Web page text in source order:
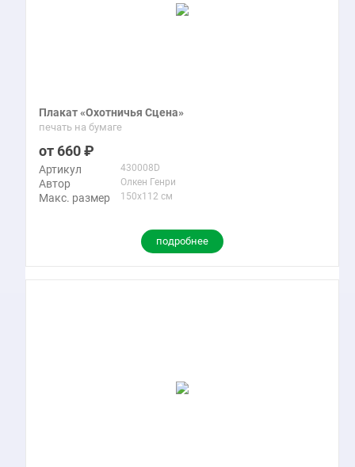
Плакат «Охотничья Сцена»
печать на бумаге
660
Артикул 430008D
Автор Олкен Генри
Макс. размер 150x112 см
подробнее